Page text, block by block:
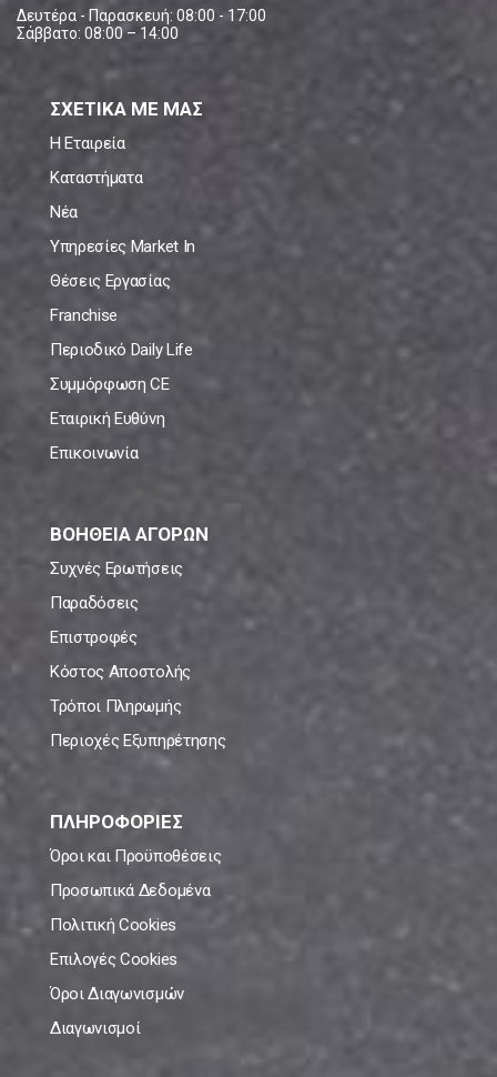
Δευτέρα - Παρασκευή: 08:00 - 17:00
Σάββατο: 08:00 – 14:00
ΣΧΕΤΙΚΑ ΜΕ ΜΑΣ
Η Εταιρεία
Καταστήματα
Νέα
Υπηρεσίες Market In
Θέσεις Εργασίας
Franchise
Περιοδικό Daily Life
Συμμόρφωση CE
Εταιρική Ευθύνη
Επικοινωνία
ΒΟΗΘΕΙΑ ΑΓΟΡΩΝ
Συχνές Ερωτήσεις
Παραδόσεις
Επιστροφές
Κόστος Αποστολής
Τρόποι Πληρωμής
Περιοχές Εξυπηρέτησης
ΠΛΗΡΟΦΟΡΙΕΣ
Όροι και Προϋποθέσεις
Προσωπικά Δεδομένα
Πολιτική Cookies
Επιλογές Cookies
Όροι Διαγωνισμών
Διαγωνισμοί